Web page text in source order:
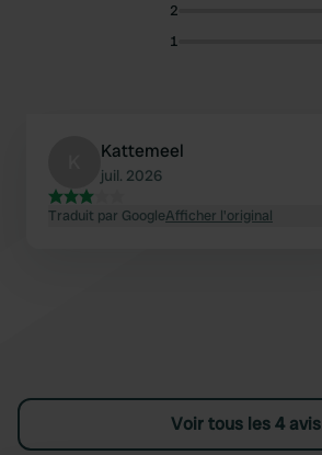
2
1
Kattemeel
juil. 2026
Traduit par GoogleAfficher l'original
Voir tous les 4 avis